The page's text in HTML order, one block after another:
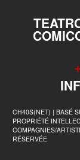
CH40S(NET) | BASÉ
PROPRIÉTÉ
COMPAGNIES/
RÉSERVÉE